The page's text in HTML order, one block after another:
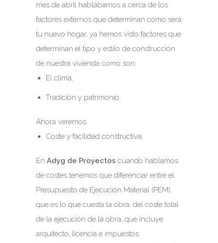
mes de abril hablábamos a cerca de los
factores externos que determinan como será
tu nuevo hogar, ya hemos visto factores que
determinan el tipo y estilo de construcción
de nuestra vivienda como son:
El clima,
Tradición y patrimonio.
Ahora veremos:
Coste y facilidad constructiva,
En Adyg de Proyectos cuando hablamos
de costes tenemos que diferenciar entre el
Presupuesto de Ejecución Material (PEM),
que es lo que cuesta la obra, del coste total
de la ejecución de la obra, que incluye
arquitecto, licencia e impuestos.